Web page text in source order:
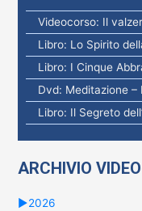
Videocorso: Il
Libro: Lo Spirito
Libro: I Cinque
Dvd: Meditazione –
Libro: Il Segreto
ARCHIVIO
►2026